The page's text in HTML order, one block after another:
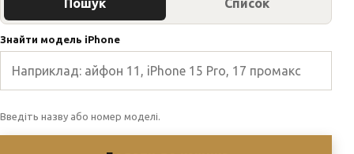
Пошук Список
Знайти модель iPhone
Введіть назву або номер моделі.